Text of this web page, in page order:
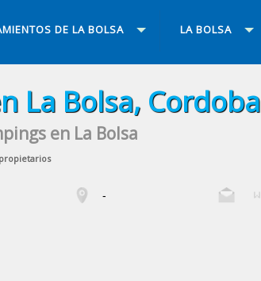
DE LA BOLSA LA BOLSA
La Bolsa, Cordoba
en La Bolsa
-